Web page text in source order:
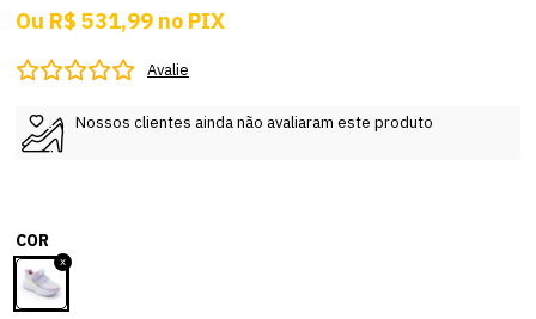
Ou R$ 531,99 no PIX
Avalie
Nossos clientes ainda não avaliaram este produto
COR